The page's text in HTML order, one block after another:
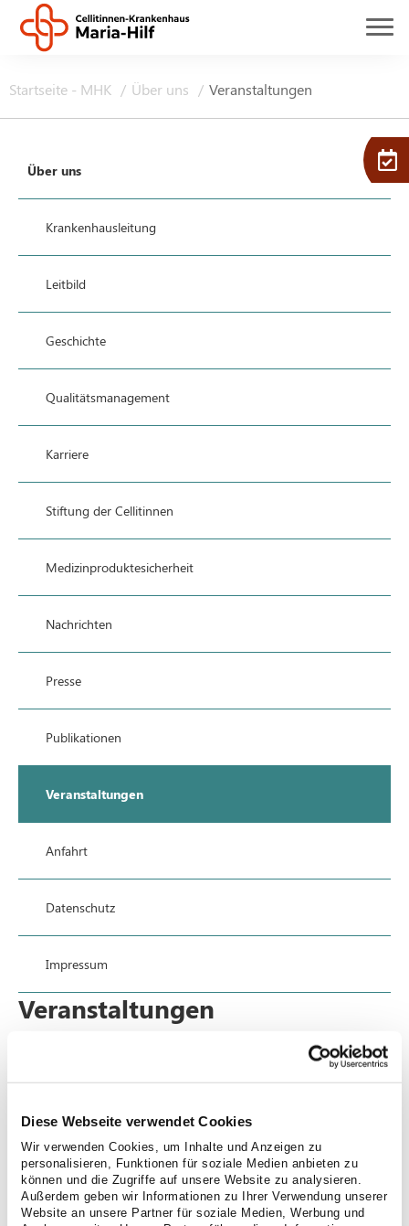
Diese Webseite verwendet Cookies
Wir verwenden Cookies, um Inhalte und Anzeigen zu
personalisieren, Funktionen für soziale Medien anbieten zu
können und die Zugriffe auf unsere Website zu analysieren.
Außerdem geben wir Informationen zu Ihrer Verwendung unserer
Website an unsere Partner für soziale Medien, Werbung und
Startseite - MHK Über uns Veranstaltungen
Über uns
Krankenhausleitung
Leitbild
Geschichte
Qualitätsmanagement
Karriere
Stiftung der Cellitinnen
Medizinproduktesicherheit
Nachrichten
Presse
Publikationen
Veranstaltungen
Anfahrt
Datenschutz
Impressum
Veranstaltungen